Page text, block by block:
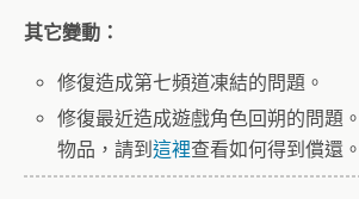
其它變動：
修復造成第七頻道凍結的問題。
修復最近造成遊戲角色回朔的問題
物品，請到這裡查看如何得到償還。